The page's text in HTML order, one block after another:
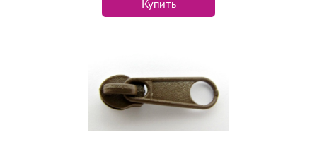
Купить